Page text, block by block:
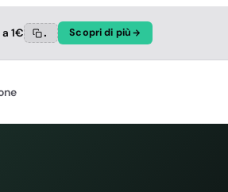
1€ . Scopri di più